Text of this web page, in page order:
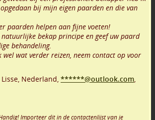
bij mijn eigen paarden en die van
paarden helpen aan fijne voeten!
bekap principe en geef uw paard
behandeling.
wel wat verder reizen, neem contact op voor
Lisse, Nederland, ******@outlook.com,
Importeer dit in de contactenlijst van je